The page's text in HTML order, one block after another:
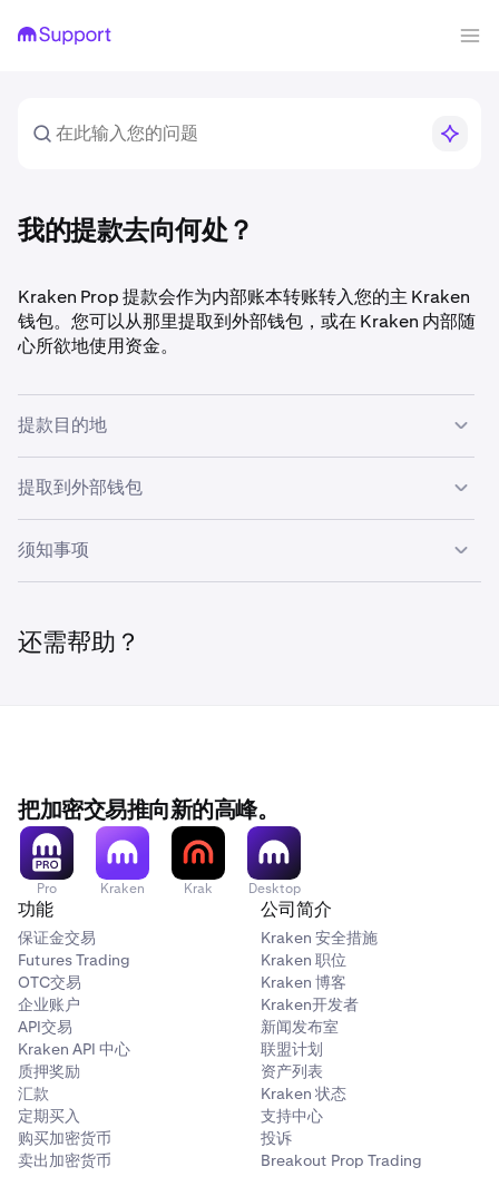
我的提款去向何处？
Kraken Prop 提款会作为内部账本转账转入您的主 Kraken
钱包。您可以从那里提取到外部钱包，或在 Kraken 内部随
心所欲地使用资金。
提款目的地
提款获批后，资金会从您的 Prop 资助账户转移到您的
Kraken 账户。这是一笔内部转账，而非链上交易，因此它
会很快发生，且不收取网络费用。
提取到外部钱包
提款不会直接进入外部钱包。如要在提款后将资金从
Kraken 移出：
确认提款资金已反映在您的余额中。
须知事项
是先进入您的 Kraken 钱包。
新。扣除的金额不再属于您的交易余额。
还需帮助？
把加密交易推向新的高峰。
Pro Kraken Krak Desktop
功能
保证金交易
Futures Trading
OTC交易
企业账户
API交易
Kraken API 中心
质押奖励
汇款
定期买入
购买加密货币
卖出加密货币
公司简介
Kraken 安全措施
Kraken 职位
Kraken 博客
Kraken开发者
新闻发布室
联盟计划
资产列表
Kraken 状态
支持中心
投诉
Breakout Prop Trading